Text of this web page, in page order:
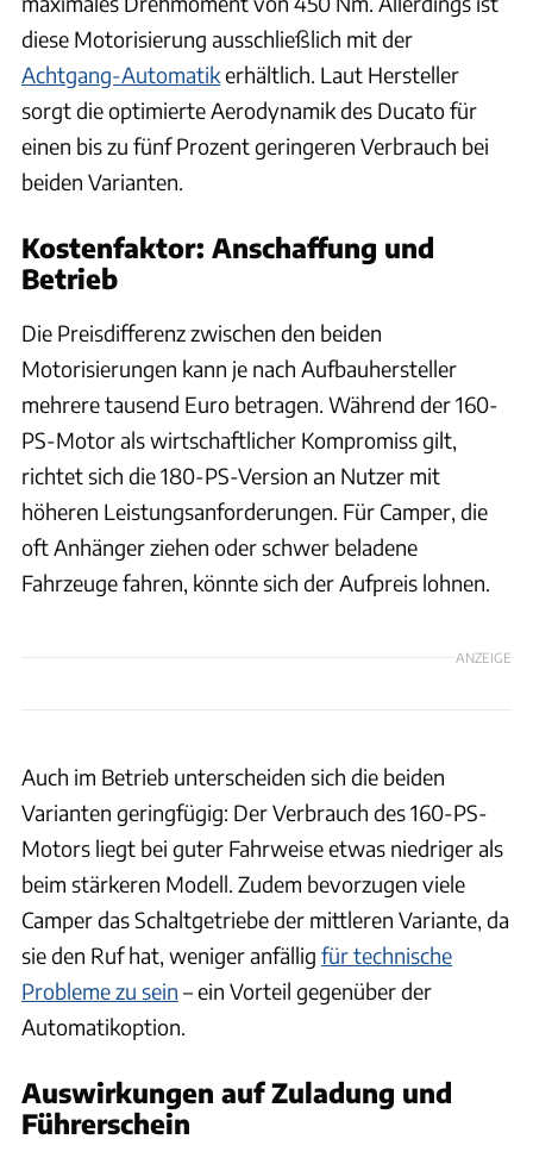
diese Motorisierung ausschließlich mit der
Achtgang-Automatikerhältlich. Laut Hersteller
sorgt die optimierte Aerodynamik des Ducato für
einen bis zu fünf Prozent geringeren Verbrauch bei
beiden Varianten.
Kostenfaktor: Anschaffung und
Betrieb
Die Preisdifferenz zwischen den beiden
Motorisierungen kann je nach Aufbauhersteller
mehrere tausend Euro betragen. Während der 160-
PS-Motor als wirtschaftlicher Kompromiss gilt,
richtet sich die 180-PS-Version an Nutzer mit
höheren Leistungsanforderungen. Für Camper, die
oft Anhänger ziehen oder schwer beladene
Fahrzeuge fahren, könnte sich der Aufpreis lohnen.
ANZEIGE
Auch im Betrieb unterscheiden sich die beiden
Varianten geringfügig: Der Verbrauch des 160-PS-
Motors liegt bei guter Fahrweise etwas niedriger als
beim stärkeren Modell. Zudem bevorzugen viele
Camper das Schaltgetriebe der mittleren Variante, da
sie den Ruf hat, weniger anfällig für technische
Probleme zu sein – ein Vorteil gegenüber der
Automatikoption.
Auswirkungen auf Zuladung und
Führerschein